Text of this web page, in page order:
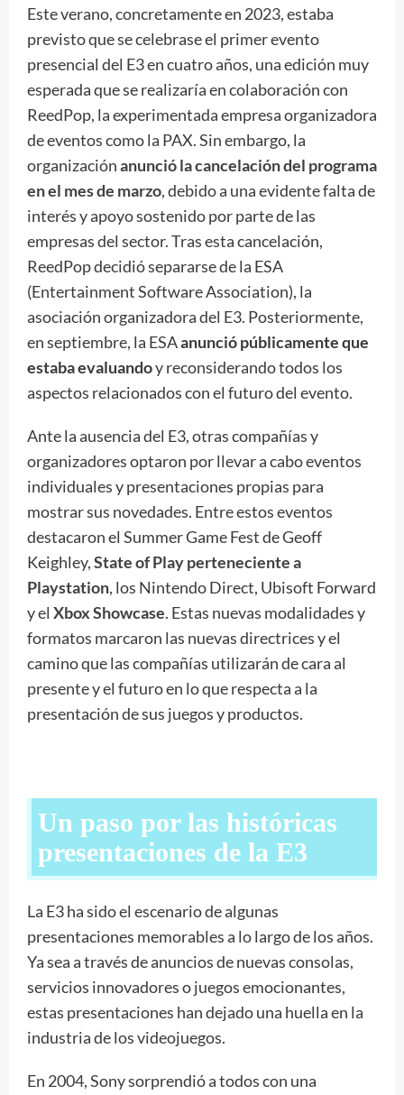
Este verano, concretamente en 2023, estaba
previsto que se celebrase el primer evento
presencial del E3 en cuatro años, una edición muy
esperada que se realizaría en colaboración con
ReedPop, la experimentada empresa organizadora
de eventos como la PAX. Sin embargo, la
organizaciónanunció la cancelación del programa
en el mes de marzo, debido a una evidente falta de
interés y apoyo sostenido por parte de las
empresas del sector. Tras esta cancelación,
ReedPop decidió separarse de la ESA
(Entertainment Software Association), la
asociación organizadora del E3. Posteriormente,
en septiembre, la ESAanunció públicamente que
estaba evaluandoy reconsiderando todos los
aspectos relacionados con el futuro del evento.
Ante la ausencia del E3, otras compañías y
organizadores optaron por llevar a cabo eventos
individuales y presentaciones propias para
mostrar sus novedades. Entre estos eventos
destacaron el Summer Game Fest de Geoff
Keighley,State of Play perteneciente a
Playstation, los Nintendo Direct, Ubisoft Forward
y el Xbox Showcase. Estas nuevas modalidades y
formatos marcaron las nuevas directrices y el
camino que las compañías utilizarán de cara al
presente y el futuro en lo que respecta a la
presentación de sus juegos y productos.
Un paso por las históricas
presentaciones de la E3
La E3 ha sido el escenario de algunas
presentaciones memorables a lo largo de los años.
Ya sea a través de anuncios de nuevas consolas,
servicios innovadores o juegos emocionantes,
estas presentaciones han dejado una huella en la
industria de los videojuegos.
En 2004, Sony sorprendió a todos con una